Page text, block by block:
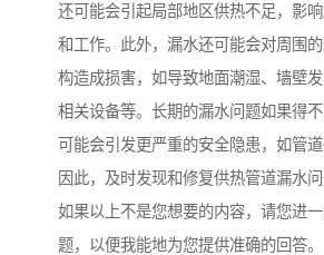
还可能会引起局部地区供热不足，影
和工作。此外，漏水还可能会对周围
构造成损害，如导致地面潮湿、墙壁
相关设备等。长期的漏水问题如果得
可能会引发更严重的安全隐患，如管道
因此，及时发现和修复供热管道漏水问
如果以上不是您想要的内容，请您进
题，以便我能地为您提供准确的回答。